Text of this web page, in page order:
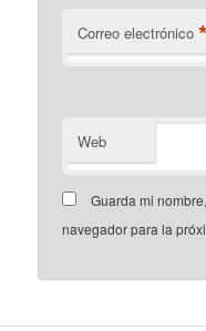
Correo electrónico *
Web
Guarda mi
navegador para la